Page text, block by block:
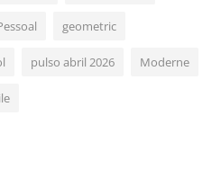
geometric
pulso abril 2026 Moderne